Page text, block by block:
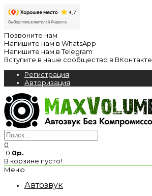
Позвоните нам
Напишите нам в WhatsApp
Напишите нам в Telegram
Вступите в наше сообщество в ВКонтакте
Регистрация
Авторизация
0
0 0р.
В корзине пусто!
Меню
Автозвук